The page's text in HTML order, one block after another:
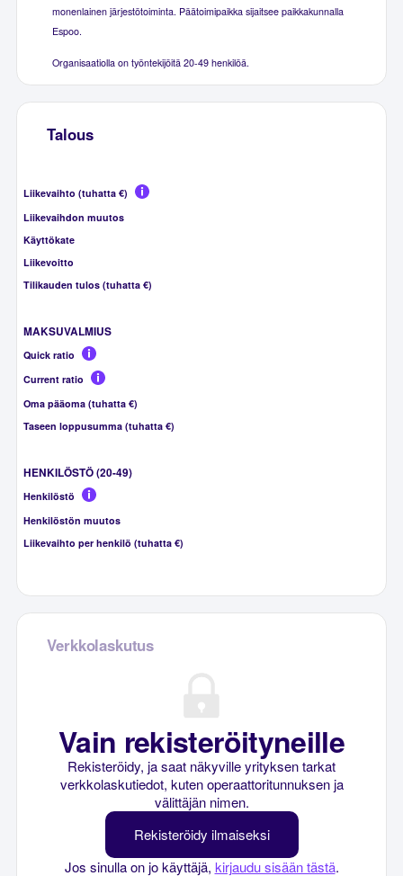
monenlainen järjestötoiminta. Päätoimipaikka sijaitsee paikkakunnalla
Espoo.
Organisaatiolla on työntekijöitä 20-49 henkilöä.
Talous
Liikevaihto (tuhatta €)
Liikevaihdon muutos
Käyttökate
Liikevoitto
Tilikauden tulos (tuhatta €)
MAKSUVALMIUS
Quick ratio
Current ratio
Oma pääoma (tuhatta €)
Taseen loppusumma (tuhatta €)
HENKILÖSTÖ (20-49)
Henkilöstö
Henkilöstön muutos
Liikevaihto per henkilö (tuhatta €)
Verkkolaskutus
Vain rekisteröityneille
Rekisteröidy, ja saat näkyville yrityksen tarkat
verkkolaskutiedot, kuten operaattoritunnuksen ja
välittäjän nimen.
Rekisteröidy ilmaiseksi
Jos sinulla on jo käyttäjä, kirjaudu sisään tästä.